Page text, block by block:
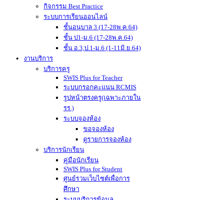
กิจกรรม Best Practice
ระบบการเรียนออนไลน์
ชั้นอนุบาล 3 (17-28พ.ค.64)
ชั้น ป1-ม.6 (17-28พ.ค.64)
ชั้น อ.3,ป.1-ม.6 (1-11มิ.ย.64)
งานบริการ
บริการครู
SWIS Plus for Teacher
ระบบกรอกคะแนน RCMIS
รูปหน้าตรงครู(เฉพาะภายใน
รร.)
ระบบจองห้อง
ขอจองห้อง
ดูรายการจองห้อง
บริการนักเรียน
คู่มือนักเรียน
SWIS Plus for Student
ศูนย์รวมเว็บไซต์เพื่อการ
ศึกษา